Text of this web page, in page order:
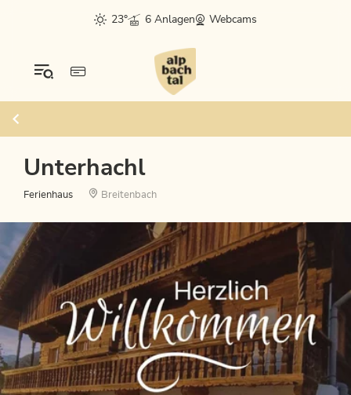
23° 6 Anlagen Webcams
Unterhachl
Ferienhaus Breitenbach